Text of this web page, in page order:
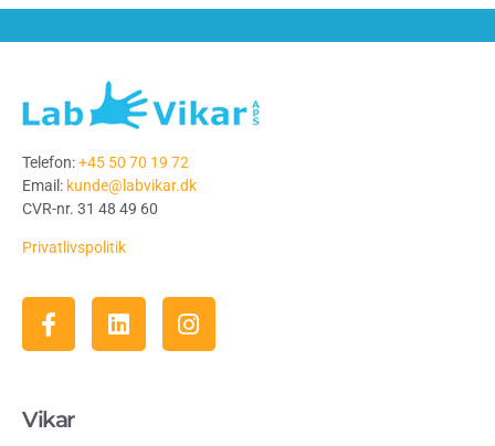
Telefon:+45 50 70 19 72
Email: kunde@labvikar.dk
CVR-nr. 31 48 49 60
Privatlivspolitik
Vikar